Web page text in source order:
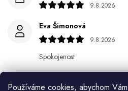
Používáme cookies, abychom
9.8.2026
Eva Šimonová
9.8.2026
Spokojenost